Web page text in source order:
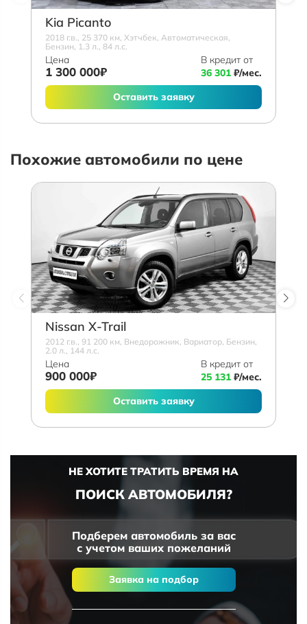
Kia Picanto
2018 г.в., 25 370 км, Хэтчбек, Автоматическая,
Бензин, 1.3 л., 84 л.с.
Цена
1 300 000₽
В кредит от
36 301 ₽/мес.
Оставить заявку
Похожие автомобили по цене
Nissan X-Trail
2012 г.в., 91 200 км, Внедорожник, Вариатор, Бензин,
2.0 л., 144 л.с.
Цена
900 000₽
В кредит от
25 131 ₽/мес.
Оставить заявку
НЕ ХОТИТЕ ТРАТИТЬ ВРЕМЯ НА
ПОИСК АВТОМОБИЛЯ?
Подберем автомобиль за вас
с учетом ваших пожеланий
Заявка на подбор